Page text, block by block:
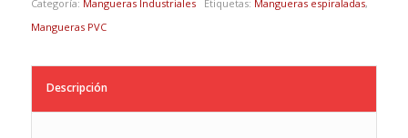
Categoría: Mangueras Industriales Etiquetas: Mangueras espiraladas,
Mangueras PVC
Descripción